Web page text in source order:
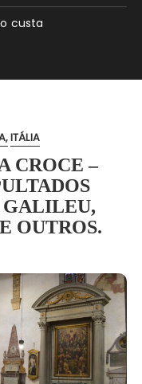
custa
ITÁLIA
CROCE –
OUTROS.